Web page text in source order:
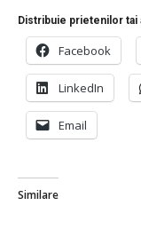
Distribuie prietenilor tai
Facebook
LinkedIn
Email
Similare